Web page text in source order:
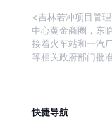
<吉林若冲项目管
中心黄金商圈，东
接着火车站和一汽
等相关政府部门批
快捷导航